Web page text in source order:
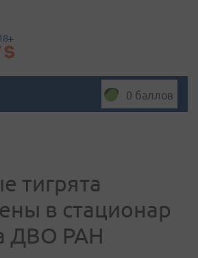
0 баллов
тигрята
в стационар
ДВО РАН